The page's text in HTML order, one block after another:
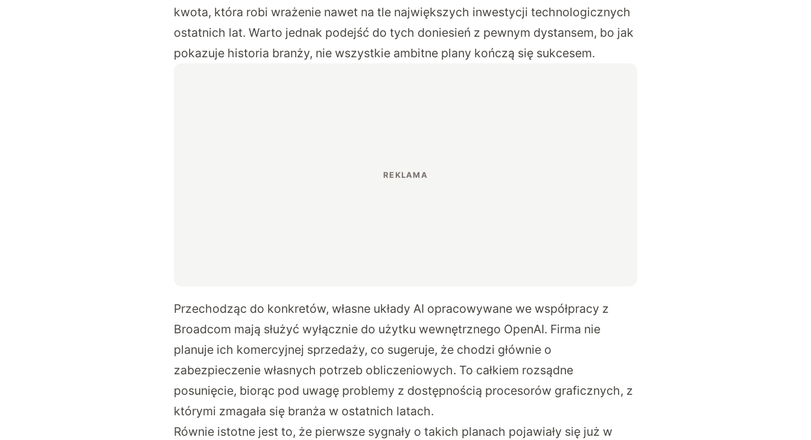
kwota, która robi wrażenie nawet na tle największych inwestycji technologicznych
ostatnich lat. Warto jednak podejść do tych doniesień z pewnym dystansem, bo jak
pokazuje historia branży, nie wszystkie ambitne plany kończą się sukcesem.
Przechodząc do konkretów, własne układy AI opracowywane we współpracy z
Broadcom mają służyć wyłącznie do użytku wewnętrznego OpenAI. Firma nie
planuje ich komercyjnej sprzedaży, co sugeruje, że chodzi głównie o
zabezpieczenie własnych potrzeb obliczeniowych. To całkiem rozsądne
posunięcie, biorąc pod uwagę problemy z dostępnością procesorów graficznych, z
którymi zmagała się branża w ostatnich latach.
Równie istotne jest to, że pierwsze sygnały o takich planach pojawiały się już w